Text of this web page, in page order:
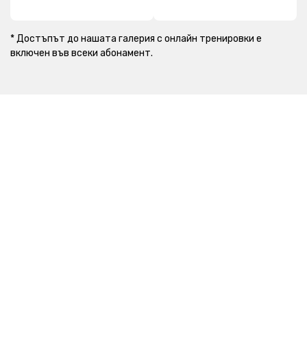
* Достъпът до нашата галерия с онлайн тренировки е
включен във всеки абонамент.